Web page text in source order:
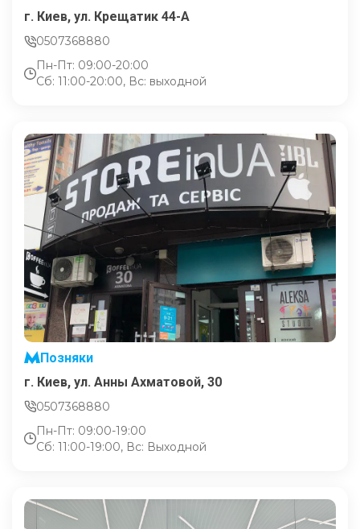
г. Киев, ул. Крещатик 44-А
0507368880
Пн-Пт: 09:00-20:00
Сб: 11:00-20:00, Вс: выходной
Позняки
г. Киев, ул. Анны Ахматовой, 30
0507368880
Пн-Пт: 09:00-19:00
Сб: 11:00-19:00, Вс: Выходной